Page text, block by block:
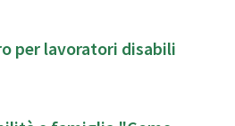
per lavoratori disabili